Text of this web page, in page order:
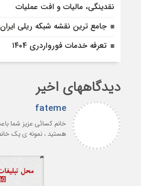
نقدینگی، مالیات و افت عملیات
جامع ترین نقشه شبکه ریلی ایران
تعرفه خدمات فورواردری ۱۴۰4
دیدگاههای اخیر
fateme
خانم کسائی عزیز شما
هستید ، نمونه ی یک